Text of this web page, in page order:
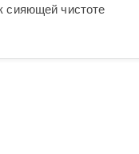
сияющей чистоте